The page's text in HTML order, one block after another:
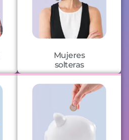
Mujeres
solteras